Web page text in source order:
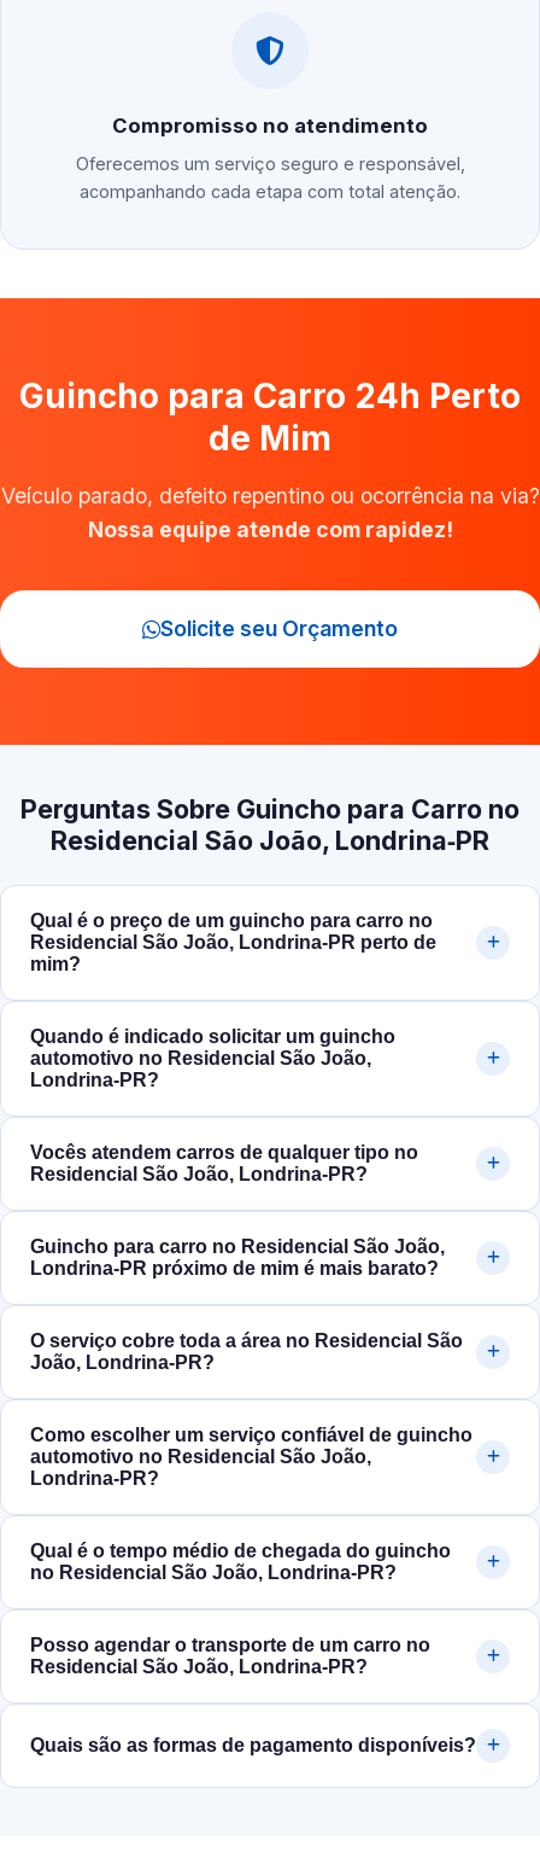
Compromisso no atendimento
Oferecemos um serviço seguro e responsável,
acompanhando cada etapa com total atenção.
Guincho para Carro 24h Perto
de Mim
Veículo parado, defeito repentino ou ocorrência na via?
Nossa equipe atende com rapidez!
Solicite seu Orçamento
Perguntas Sobre Guincho para Carro no
Residencial São João, Londrina‑PR
Qual é o preço de um guincho para carro no
Residencial São João, Londrina‑PR perto de
mim?
Quando é indicado solicitar um guincho
automotivo no Residencial São João,
Londrina‑PR?
Vocês atendem carros de qualquer tipo no
Residencial São João, Londrina‑PR?
Guincho para carro no Residencial São João,
Londrina‑PR próximo de mim é mais barato?
O serviço cobre toda a área no Residencial São
João, Londrina‑PR?
Como escolher um serviço confiável de guincho
automotivo no Residencial São João,
Londrina‑PR?
Qual é o tempo médio de chegada do guincho
no Residencial São João, Londrina‑PR?
Posso agendar o transporte de um carro no
Residencial São João, Londrina‑PR?
Quais são as formas de pagamento disponíveis?